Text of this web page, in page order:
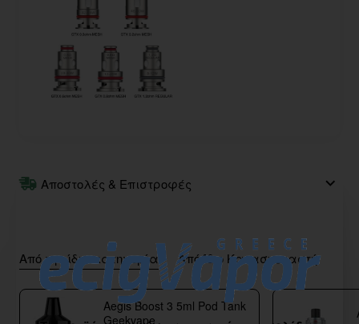
Αποστολές & Επιστροφές
Από την ίδια κατηγορία Από Ίδιο Κατασκευαστή
Aegis Boost 3 5ml Pod Tank
Geekvape